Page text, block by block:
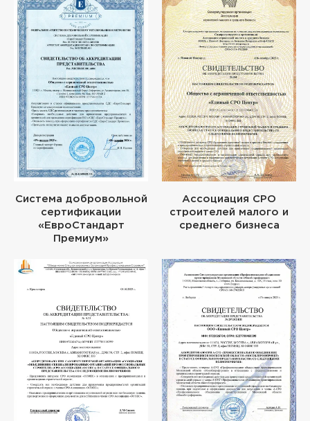
Система добровольной
сертификации
«ЕвроСтандарт
Премиум»
Ассоциация СРО
строителей малого и
среднего бизнеса